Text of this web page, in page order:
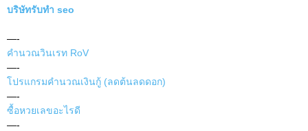
บริษัทรับทำ seo
—-
คำนวณวินเรท RoV
—-
โปรแกรมคำนวณเงินกู้ (ลดต้นลดดอก)
—-
ซื้อหวยเลขอะไรดี
—-